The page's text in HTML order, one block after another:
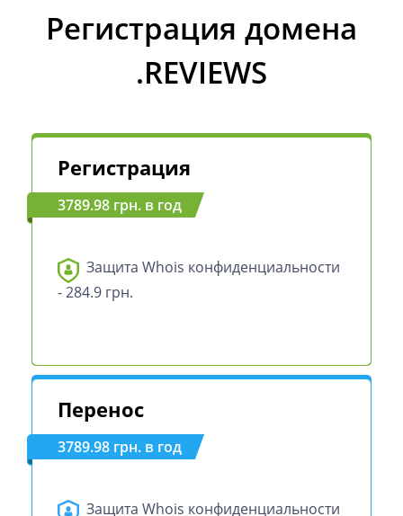
Регистрация домена
.REVIEWS
Регистрация
3789.98 грн. в год
Защита Whois конфиденциальности
- 284.9 грн.
Перенос
3789.98 грн. в год
Защита Whois конфиденциальности